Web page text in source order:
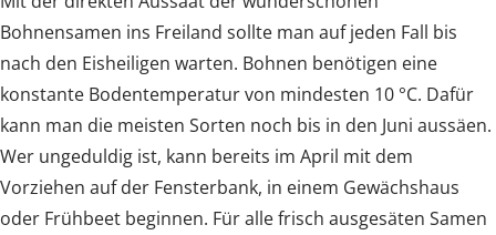
Bohnensamen ins Freiland sollte man auf jeden Fall bis
nach den Eisheiligen warten. Bohnen benötigen eine
konstante Bodentemperatur von mindesten 10 °C. Dafür
kann man die meisten Sorten noch bis in den Juni aussäen.
Wer ungeduldig ist, kann bereits im April mit dem
Vorziehen auf der Fensterbank, in einem Gewächshaus
oder Frühbeet beginnen. Für alle frisch ausgesäten Samen